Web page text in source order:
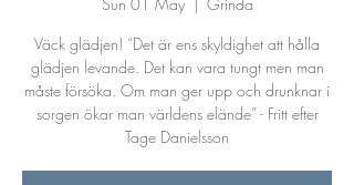
Väck glädjen! “Det är ens skyldighet att hålla
glädjen levande. Det kan vara tungt men man
måste försöka. Om man ger upp och drunknar i
sorgen ökar man världens elände” - Fritt efter
Tage Danielsson